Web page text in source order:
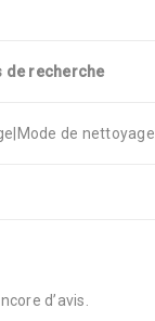
de recherche
de nettoyage
d’avis.